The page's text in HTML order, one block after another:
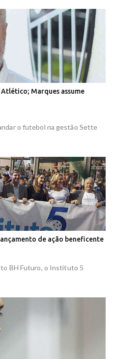
Marques assume
o futebol na gestão Sette
de ação beneficente
BH Futuro, o Instituto 5